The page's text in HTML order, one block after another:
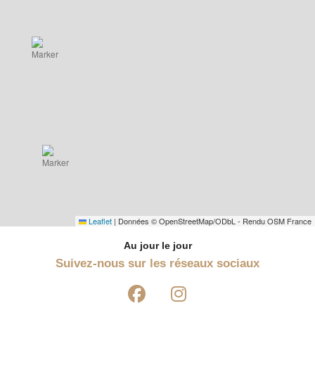
Leaflet | Données © OpenStreetMap/ODbL - Rendu OSM France
Au jour le jour
Suivez-nous sur les réseaux sociaux